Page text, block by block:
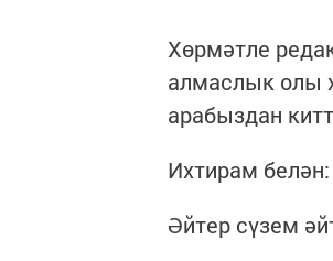
Хөрмәтле
алмаслык олы
арабыздан
Ихтирам
Әйтер сүзем